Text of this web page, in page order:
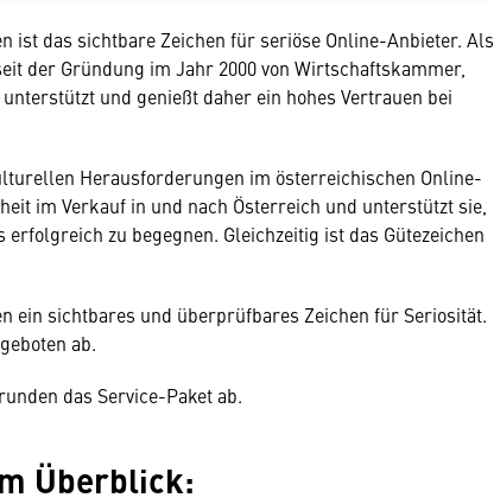
ist das sichtbare Zeichen für seriöse Online-Anbieter. Als
der Gründung im Jahr 2000 von Wirtschaftskammer,
und genießt daher ein hohes Vertrauen bei
Herausforderungen im österreichischen Online-
im Verkauf in und nach Österreich und unterstützt sie,
zu begegnen. Gleichzeitig ist das Gütezeichen
ein sichtbares und überprüfbares Zeichen für Seriosität.
ab.
das Service-Paket ab.
Überblick: